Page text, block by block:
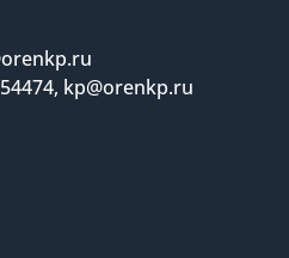
kp@orenkp.ru